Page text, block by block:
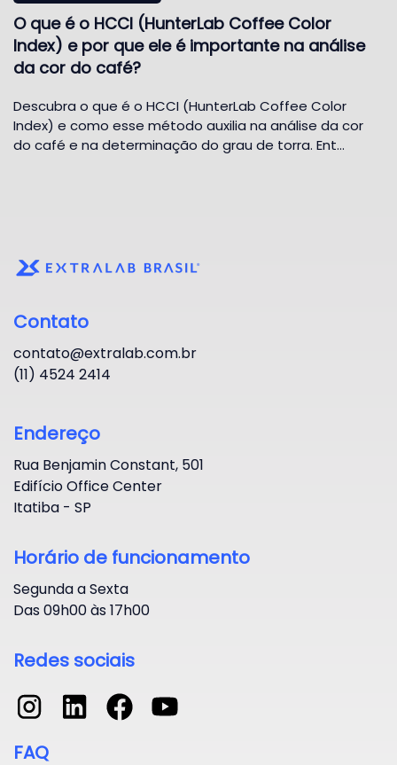
O que é o HCCI (HunterLab Coffee Color
Index) e por que ele é importante na análise
da cor do café?
Descubra o que é o HCCI (HunterLab Coffee Color
Index) e como esse método auxilia na análise da cor
do café e na determinação do grau de torra. Ent…
Contato
contato@extralab.com.br
(11) 4524 2414
Endereço
Rua Benjamin Constant, 501
Edifício Office Center
Itatiba - SP
Horário de funcionamento
Segunda a Sexta
Das 09h00 às 17h00
Redes sociais
FAQ